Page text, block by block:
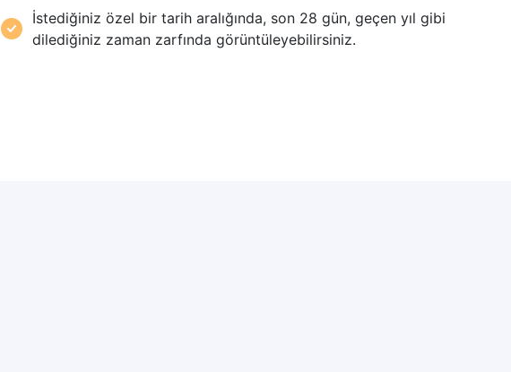
İstediğiniz özel bir tarih aralığında, son 28 gün, geçen yıl gibi
dilediğiniz zaman zarfında görüntüleyebilirsiniz.